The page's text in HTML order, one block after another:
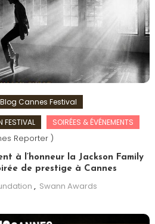
Blog Cannes Festival
FESTIVAL SOIRÉES & ÉVÉNEMENTS
Reporter )
à l’honneur la Jackson Family
de prestige à Cannes
, Swann Awards